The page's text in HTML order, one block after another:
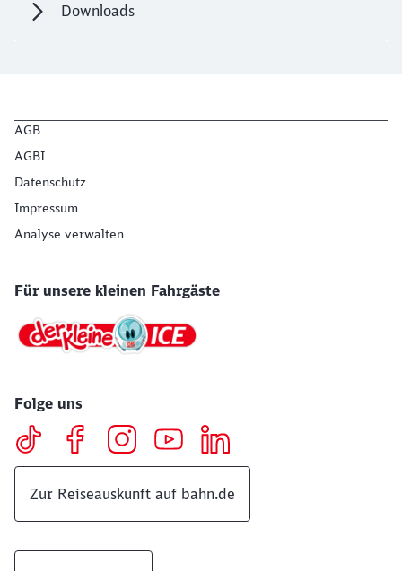
Downloads
AGB
AGBI
Datenschutz
Impressum
Analyse verwalten
Für unsere kleinen Fahrgäste
Folge uns
Zur Reiseauskunft auf bahn.de